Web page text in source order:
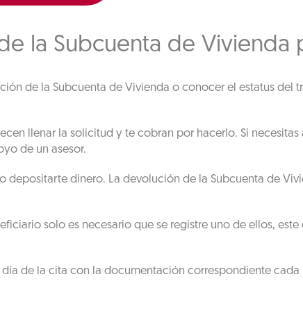
la Subcuenta de Vivienda
de la Subcuenta de Vivienda o conocer el estatus del
llenar la solicitud y te cobran por hacerlo. Si necesitas
de un asesor.
depositarte dinero. La devolución de la Subcuenta de
solo es necesario que se registre uno de ellos,
de la cita con la documentación correspondiente cada